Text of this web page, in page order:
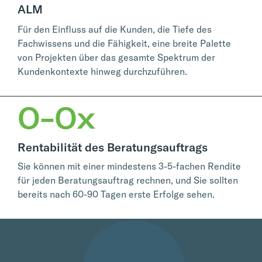
ALM
Für den Einfluss auf die Kunden, die Tiefe des
Fachwissens und die Fähigkeit, eine breite Palette
von Projekten über das gesamte Spektrum der
Kundenkontexte hinweg durchzuführen.
0-0x
Rentabilität des Beratungsauftrags
Sie können mit einer mindestens 3-5-fachen Rendite
für jeden Beratungsauftrag rechnen, und Sie sollten
bereits nach 60-90 Tagen erste Erfolge sehen.